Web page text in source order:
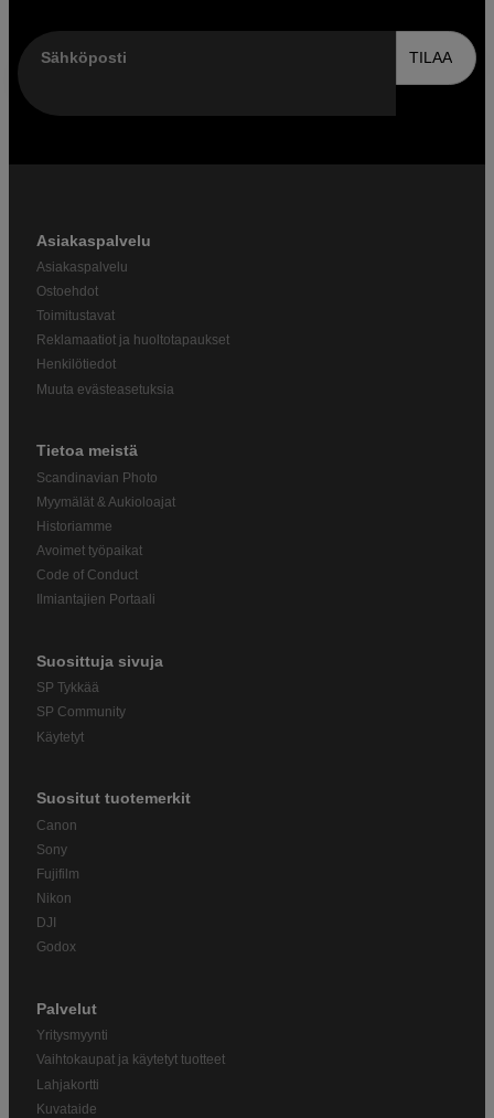
Sähköposti TILAA
Asiakaspalvelu
Asiakaspalvelu
Ostoehdot
Toimitustavat
Reklamaatiot ja huoltotapaukset
Henkilötiedot
Muuta evästeasetuksia
Tietoa meistä
Scandinavian Photo
Myymälät & Aukioloajat
Historiamme
Avoimet työpaikat
Code of Conduct
Ilmiantajien Portaali
Suosittuja sivuja
SP Tykkää
SP Community
Käytetyt
Suositut tuotemerkit
Canon
Sony
Fujifilm
Nikon
DJI
Godox
Palvelut
Yritysmyynti
Vaihtokaupat ja käytetyt tuotteet
Lahjakortti
Kuvataide